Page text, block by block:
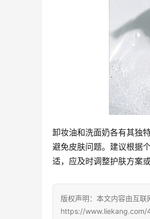
卸妆油和洗面奶各有其独
避免皮肤问题。建议根据
适，应及时调整护肤方案
版权声明：本文内容由互联
https://www.liekang.com/